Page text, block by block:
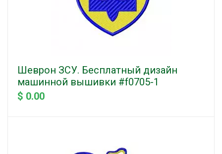
Шеврон ЗСУ. Бесплатный дизайн
машинной вышивки #f0705-1
$ 0.00